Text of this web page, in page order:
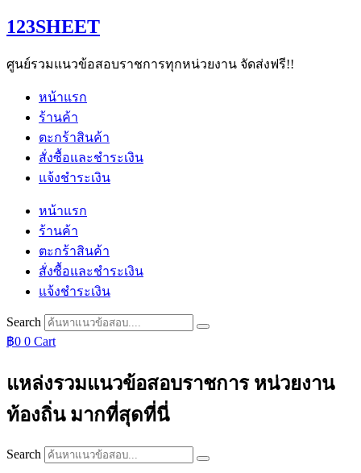
Skip
to
123SHEET
ศูนย์รวมแนวข้อสอบราชการทุกหน่วยงาน จัดส่งฟรี!!
หน้าแรก
ร้านค้า
ตะกร้าสินค้า
สั่งซื้อและชำระเงิน
แจ้งชำระเงิน
หน้าแรก
ร้านค้า
ตะกร้าสินค้า
สั่งซื้อและชำระเงิน
แจ้งชำระเงิน
Search
฿0 0 Cart
แหล่งรวมแนวข้อสอบราชการ หน่วยงาน
ท้องถิ่น มากที่สุดที่นี่
Search